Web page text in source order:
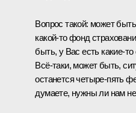
Вопрос такой: может
какой-то фонд
быть, у Вас есть какие-
Всё-таки, может быть,
останется четыре-пять
думаете, нужны ли нам